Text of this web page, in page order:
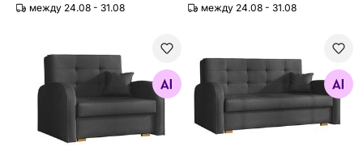
между 24.08 - 31.08 между 24.08 - 31.08
Кресло-кровать Livorno
Найдите похожие
Диван-кровать Livorno III
Найдите похожие